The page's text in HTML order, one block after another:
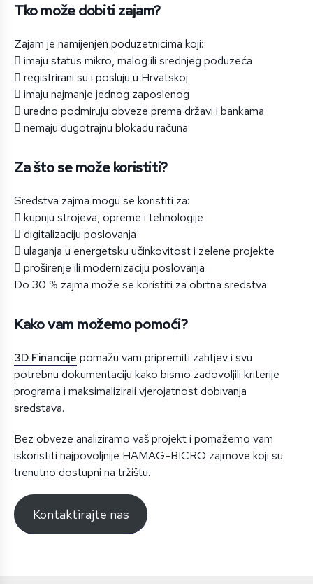
Tko može dobiti zajam?
Zajam je namijenjen poduzetnicima koji:
 imaju status mikro, malog ili srednjeg poduzeća
 registrirani su i posluju u Hrvatskoj
 imaju najmanje jednog zaposlenog
 uredno podmiruju obveze prema državi i bankama
 nemaju dugotrajnu blokadu računa
Za što se može koristiti?
Sredstva zajma mogu se koristiti za:
 kupnju strojeva, opreme i tehnologije
 digitalizaciju poslovanja
 ulaganja u energetsku učinkovitost i zelene projekte
 proširenje ili modernizaciju poslovanja
Do 30 % zajma može se koristiti za obrtna sredstva.
Kako vam možemo pomoći?
3D Financije pomažu vam pripremiti zahtjev i svu
potrebnu dokumentaciju kako bismo zadovoljili kriterije
programa i maksimalizirali vjerojatnost dobivanja
sredstava.
Bez obveze analiziramo vaš projekt i pomažemo vam
iskoristiti najpovoljnije HAMAG-BICRO zajmove koji su
trenutno dostupni na tržištu.
Kontaktirajte nas